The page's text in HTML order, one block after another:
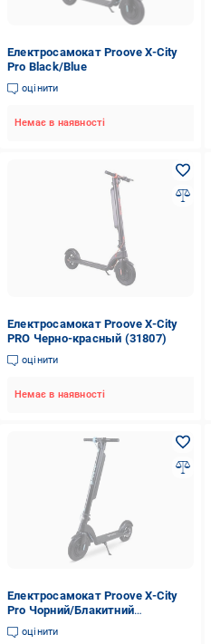
Електросамокат Proove X-City
Pro Black/Blue
оцінити
Немає в наявності
Електросамокат Proove X-City
PRO Черно-красный (31807)
оцінити
Немає в наявності
Електросамокат Proove X-City
Pro Чорний/Блакитний
(Аopt.roliki2_44)
оцінити